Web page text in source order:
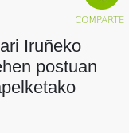
Iruñeko
postuan